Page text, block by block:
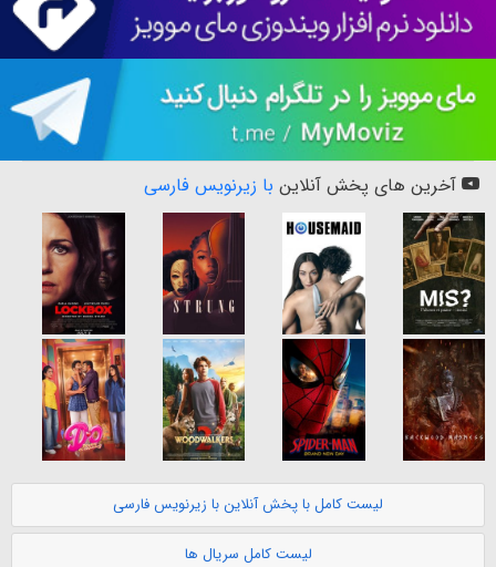
آخرین های پخش آنلاین با زیرنویس فارسی
لیست کامل با پخش آنلاین با زیرنویس فارسی
لیست کامل سریال ها